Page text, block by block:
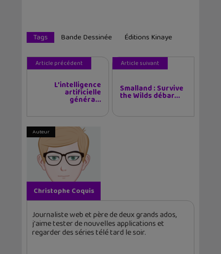
Tags Bande Dessinée Éditions Kinaye
Article précédent
L’intelligence
artificielle
généra...
Article suivant
Smalland : Survive
the Wilds débar...
Auteur
Christophe Coquis
Journaliste web et père de deux grands ados,
j'aime tester de nouvelles applications et
regarder des séries télé tard le soir.